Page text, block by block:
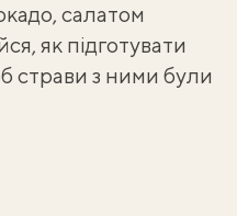
салатом
як підготувати
страви з ними були